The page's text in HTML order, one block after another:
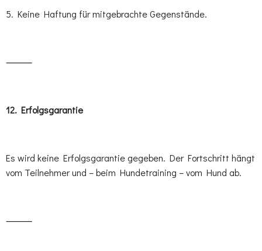
5. Keine Haftung für mitgebrachte Gegenstände.
⸻
12.⁠ ⁠Erfolgsgarantie
Es wird keine Erfolgsgarantie gegeben. Der Fortschritt hängt
vom Teilnehmer und – beim Hundetraining – vom Hund ab.
⸻